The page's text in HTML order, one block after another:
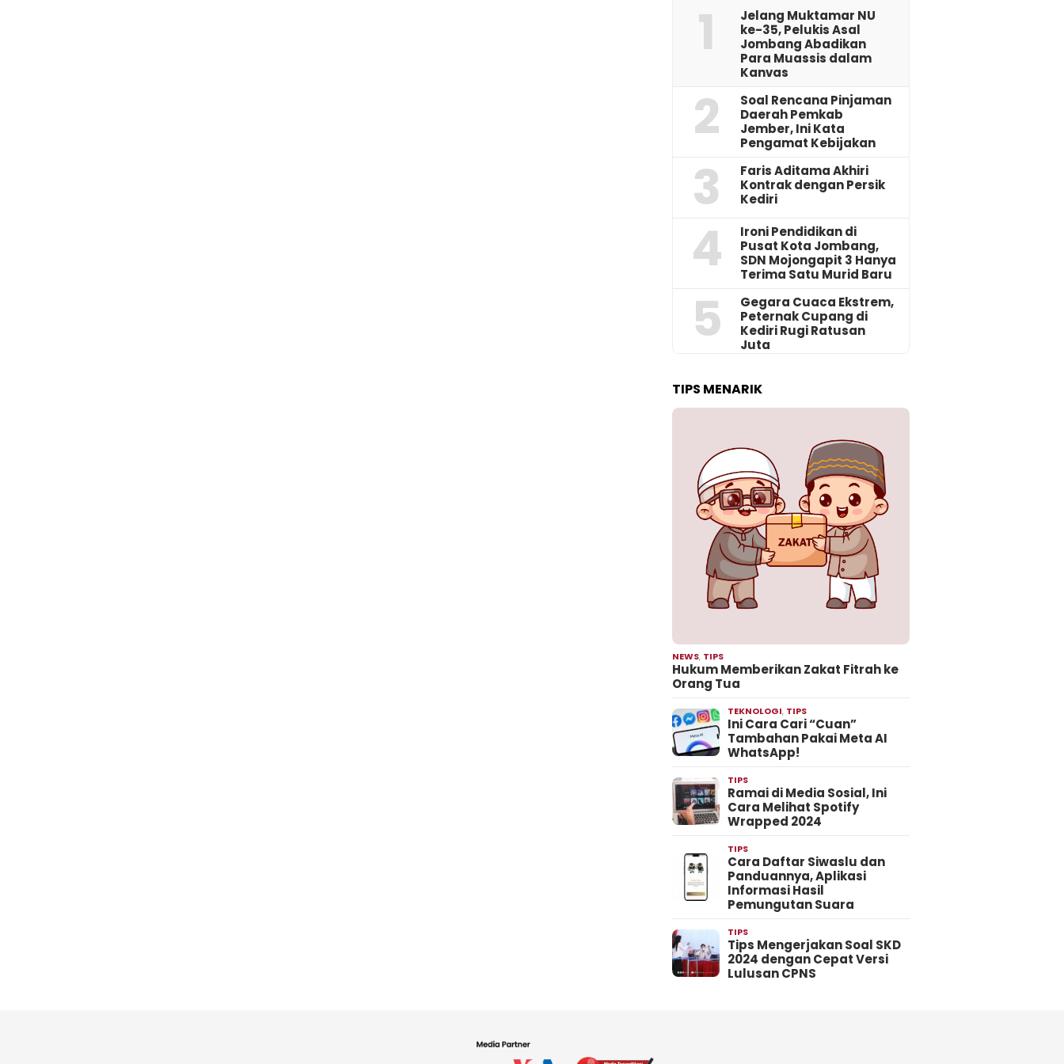
1
Jelang Muktamar NU
ke-35, Pelukis Asal
Jombang Abadikan
Para Muassis dalam
Kanvas
2
‎Soal Rencana Pinjaman
Daerah Pemkab
Jember, Ini Kata
Pengamat Kebijakan ‎
3
Faris Aditama Akhiri
Kontrak dengan Persik
Kediri
4
Ironi Pendidikan di
Pusat Kota Jombang,
SDN Mojongapit 3 Hanya
Terima Satu Murid Baru
5
‎Gegara Cuaca Ekstrem,
Peternak Cupang di
Kediri Rugi Ratusan
Juta
TIPS MENARIK
NEWS, TIPS
Hukum Memberikan Zakat Fitrah ke
Orang Tua
TEKNOLOGI, TIPS
Ini Cara Cari “Cuan”
Tambahan Pakai Meta AI
WhatsApp!
TIPS
Ramai di Media Sosial, Ini
Cara Melihat Spotify
Wrapped 2024
TIPS
Cara Daftar Siwaslu dan
Panduannya, Aplikasi
Informasi Hasil
Pemungutan Suara
TIPS
Tips Mengerjakan Soal SKD
2024 dengan Cepat Versi
Lulusan CPNS